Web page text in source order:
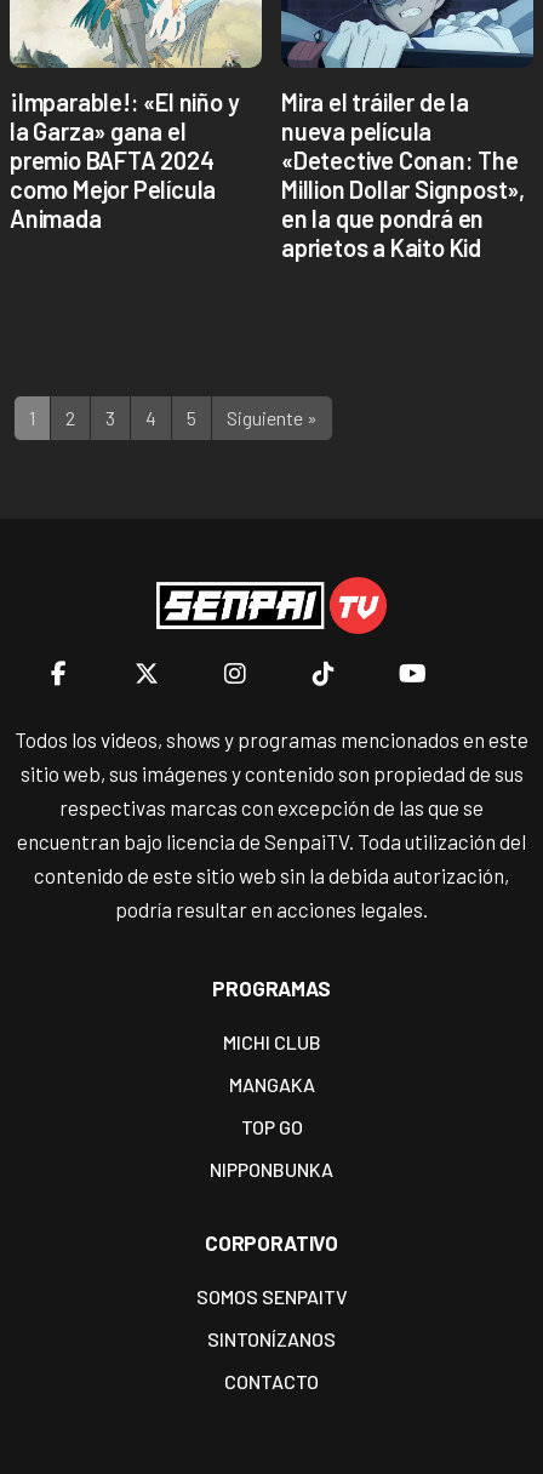
¡Imparable!: «El niño y
la Garza» gana el
premio BAFTA 2024
como Mejor Película
Animada
Mira el tráiler de la
nueva película
«Detective Conan: The
Million Dollar Signpost»,
en la que pondrá en
aprietos a Kaito Kid
1 2 3 4 5 Siguiente »
Todos los videos, shows y programas mencionados en este
sitio web, sus imágenes y contenido son propiedad de sus
respectivas marcas con excepción de las que se
encuentran bajo licencia de SenpaiTV. Toda utilización del
contenido de este sitio web sin la debida autorización,
podría resultar en acciones legales.
PROGRAMAS
MICHI CLUB
MANGAKA
TOP GO
NIPPONBUNKA
CORPORATIVO
SOMOS SENPAITV
SINTONÍZANOS
CONTACTO